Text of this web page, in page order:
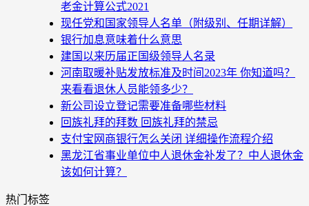
老金计算公式2021
现任党和国家领导人名单（附级别、任期详解）
银行加息意味着什么意思
建国以来历届正国级领导人名录
河南取暖补贴发放标准及时间2023年 你知道吗？
来看看退休人员能领多少？
新公司设立登记需要准备哪些材料
回族礼拜的拜数 回族礼拜的禁忌
支付宝网商银行怎么关闭 详细操作流程介绍
黑龙江省事业单位中人退休金补发了？中人退休金
该如何计算？
热门标签